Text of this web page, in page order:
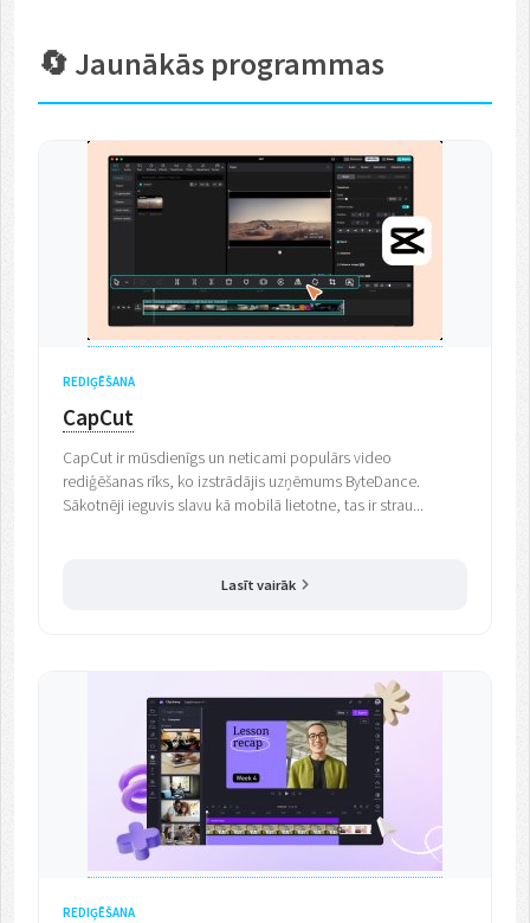
🔄 Jaunākās programmas
REDIĢĒŠANA
CapCut
CapCut ir mūsdienīgs un neticami populārs video
rediģēšanas rīks, ko izstrādājis uzņēmums ByteDance.
Sākotnēji ieguvis slavu kā mobilā lietotne, tas ir strau...
Lasīt vairāk
REDIĢĒŠANA